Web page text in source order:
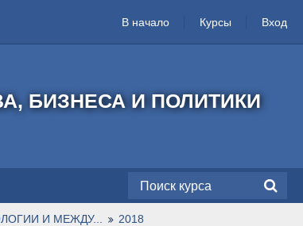
В начало Курсы Вход
БИЗНЕСА И ПОЛИТИКИ
И МЕЖДУ... 2018